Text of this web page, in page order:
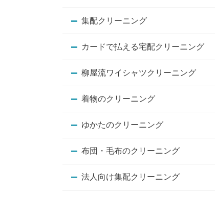
集配クリーニング
カードで払える宅配クリーニング
柳屋流ワイシャツクリーニング
着物のクリーニング
ゆかたのクリーニング
布団・毛布のクリーニング
法人向け集配クリーニング